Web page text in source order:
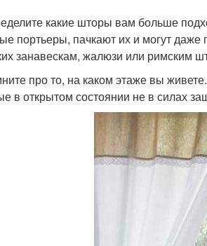
какие шторы вам больше
портьеры, пачкают их и могут даже
занавескам, жалюзи или римским
про то, на каком этаже вы
в открытом состоянии не в силах